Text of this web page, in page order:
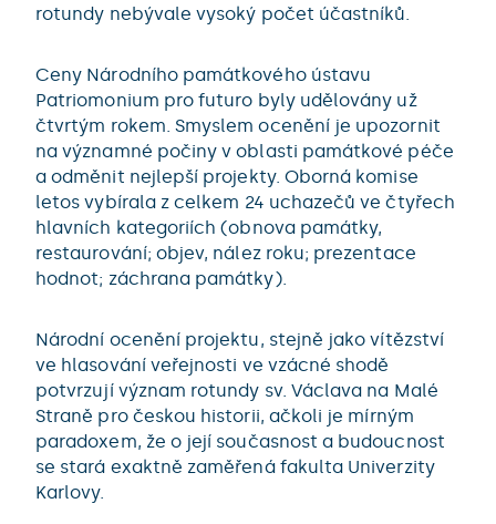
rotundy nebývale vysoký počet účastníků.
Ceny Národního památkového ústavu
Patriomonium pro futuro byly udělovány už
čtvrtým rokem. Smyslem ocenění je upozornit
na významné počiny v oblasti památkové péče
a odměnit nejlepší projekty. Oborná komise
letos vybírala z celkem 24 uchazečů ve čtyřech
hlavních kategoriích (obnova památky,
restaurování; objev, nález roku; prezentace
hodnot; záchrana památky).
Národní ocenění projektu, stejně jako vítězství
ve hlasování veřejnosti ve vzácné shodě
potvrzují význam rotundy sv. Václava na Malé
Straně pro českou historii, ačkoli je mírným
paradoxem, že o její současnost a budoucnost
se stará exaktně zaměřená fakulta Univerzity
Karlovy.